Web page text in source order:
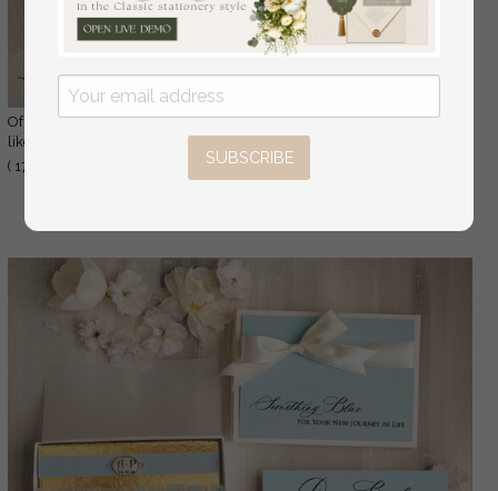
Of course! Please provide the text you would
like translated to German.
( 17/grTulg/GRSet )
SUBSCRIBE